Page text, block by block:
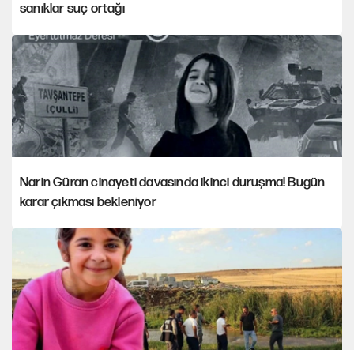
sanıklar suç ortağı
Narin Güran cinayeti davasında ikinci duruşma! Bugün
karar çıkması bekleniyor